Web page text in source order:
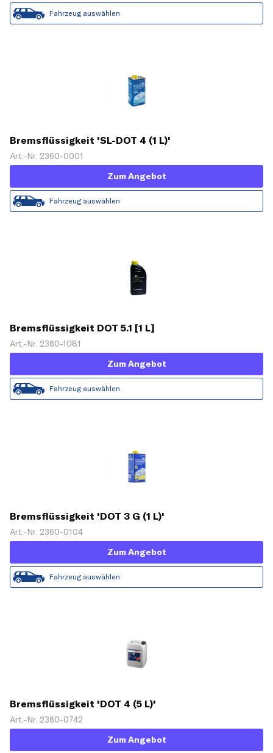
Fahrzeug auswählen
Bremsflüssigkeit 'SL-DOT 4 (1 L)'
Art.-Nr. 2360-0001
Zum Angebot
Fahrzeug auswählen
Bremsflüssigkeit DOT 5.1 [1 L]
Art.-Nr. 2360-1081
Zum Angebot
Fahrzeug auswählen
Bremsflüssigkeit 'DOT 3 G (1 L)'
Art.-Nr. 2360-0104
Zum Angebot
Fahrzeug auswählen
Bremsflüssigkeit 'DOT 4 (5 L)'
Art.-Nr. 2360-0742
Zum Angebot